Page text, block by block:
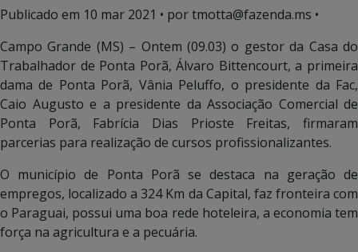
Publicado em 10 mar 2021 • por tmotta@fazenda.ms •
Campo Grande (MS) – Ontem (09.03) o gestor da Casa do
Trabalhador de Ponta Porã, Álvaro Bittencourt, a primeira
dama de Ponta Porã, Vânia Peluffo, o presidente da Fac,
Caio Augusto e a presidente da Associação Comercial de
Ponta Porã, Fabrícia Dias Prioste Freitas, firmaram
parcerias para realização de cursos profissionalizantes.
O município de Ponta Porã se destaca na geração de
empregos, localizado a 324 Km da Capital, faz fronteira com
o Paraguai, possui uma boa rede hoteleira, a economia tem
força na agricultura e a pecuária.